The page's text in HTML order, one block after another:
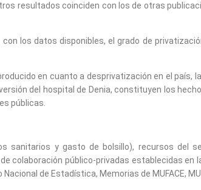
resultados coinciden con los de otras
los datos disponibles, el grado de
en cuanto a desprivatización en el país,
del hospital de Denia, constituyen los
públicas.
sanitarios y gasto de bolsillo), recursos
colaboración público-privadas establecidas
de Estadística, Memorias de MUFACE,